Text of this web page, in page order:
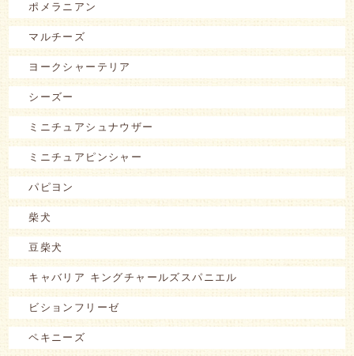
ポメラニアン
マルチーズ
ヨークシャーテリア
シーズー
ミニチュアシュナウザー
ミニチュアピンシャー
パピヨン
柴犬
豆柴犬
キャバリア キングチャールズスパニエル
ビションフリーゼ
ペキニーズ